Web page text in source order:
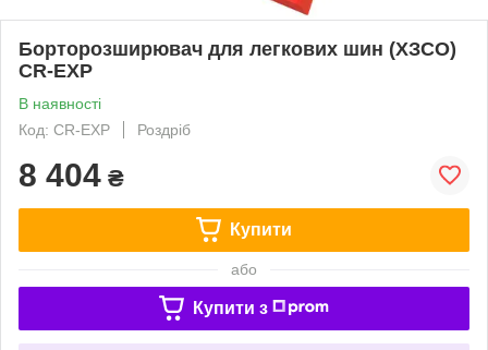
Борторозширювач для легкових шин (ХЗСО)
CR-EXP
В наявності
Код: CR-EXP
Роздріб
8 404 ₴
Купити
або
Купити з